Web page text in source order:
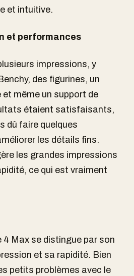
et intuitive.
et performances
impressions, y
des figurines, un
même un support de
étaient satisfaisants,
dû faire quelques
les détails fins.
les grandes impressions
ce qui est vraiment
Max se distingue par son
et sa rapidité. Bien
petits problèmes avec le